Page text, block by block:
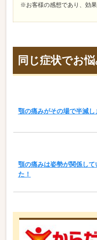
※お客様の感想であり、効
同じ症状でお
顎の痛みがその場で半減し
顎の痛みは姿勢が関係し
た！